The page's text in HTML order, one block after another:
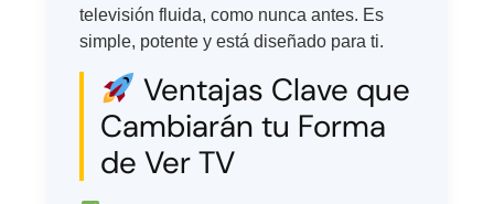
televisión fluida, como nunca antes. Es
simple, potente y está diseñado para ti.
Ventajas Clave que
Cambiarán tu Forma
de Ver TV